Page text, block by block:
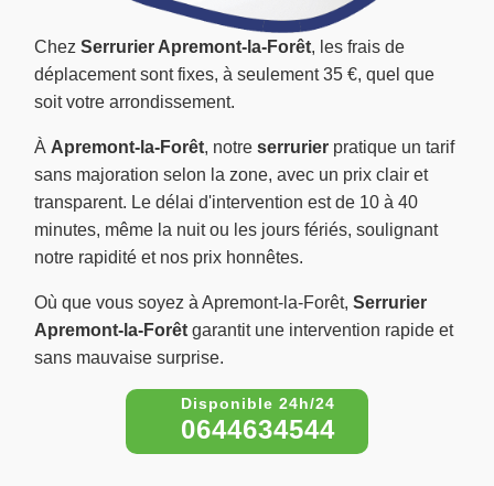
Chez Serrurier Apremont-la-Forêt, les frais de
déplacement sont fixes, à seulement 35 €, quel que
soit votre arrondissement.
À Apremont-la-Forêt, notre serrurier pratique un tarif
sans majoration selon la zone, avec un prix clair et
transparent. Le délai d'intervention est de 10 à 40
minutes, même la nuit ou les jours fériés, soulignant
notre rapidité et nos prix honnêtes.
Où que vous soyez à Apremont-la-Forêt, Serrurier
Apremont-la-Forêt garantit une intervention rapide et
sans mauvaise surprise.
0644634544